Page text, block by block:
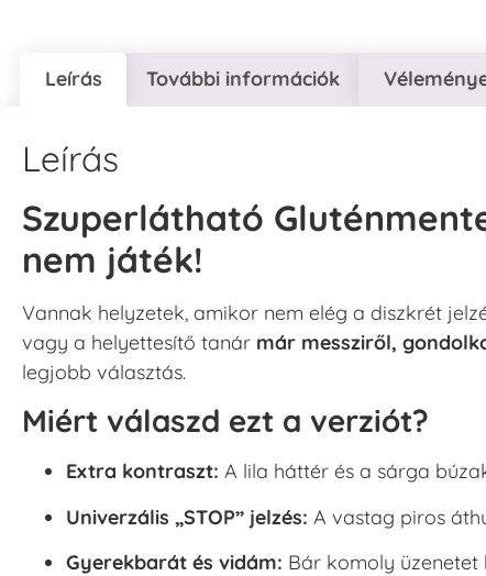
Leírás További információk
Leírás
Szuperlátható
nem játék!
Vannak helyzetek, amikor nem elég a diszkrét
vagy a helyettesítő tanár már messziről,
legjobb választás.
Miért válaszd ezt a verziót?
Extra kontraszt: A lila háttér és a sárga
Univerzális „STOP” jelzés: A vastag piros
Gyerekbarát és vidám: Bár komoly üzenetet